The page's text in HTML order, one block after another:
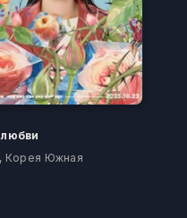
Корея Южная